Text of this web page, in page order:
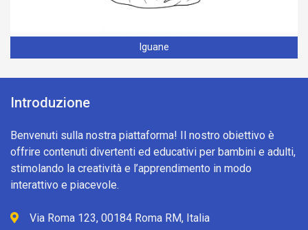
Iguane
Introduzione
Benvenuti sulla nostra piattaforma! Il nostro obiettivo è
offrire contenuti divertenti ed educativi per bambini e adulti,
stimolando la creatività e l’apprendimento in modo
interattivo e piacevole.
Via Roma 123, 00184 Roma RM, Italia